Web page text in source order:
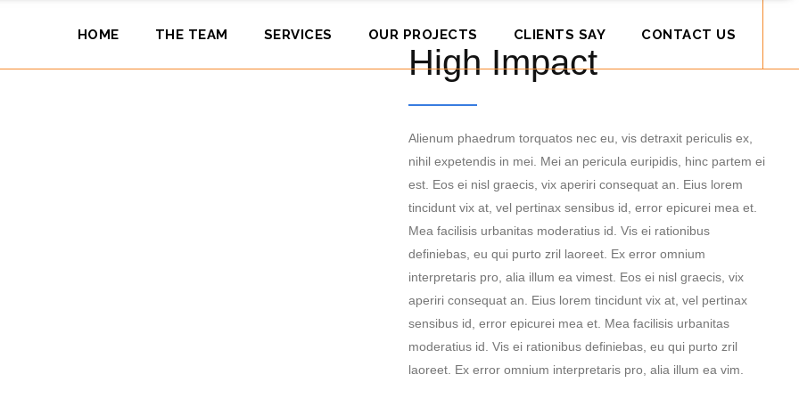
HOME THE TEAM SERVICES OUR PROJECTS CLIENTS SAY CONTACT US
High Impact
Alienum phaedrum torquatos nec eu, vis detraxit periculis ex,
nihil expetendis in mei. Mei an pericula euripidis, hinc partem ei
est. Eos ei nisl graecis, vix aperiri consequat an. Eius lorem
tincidunt vix at, vel pertinax sensibus id, error epicurei mea et.
Mea facilisis urbanitas moderatius id. Vis ei rationibus
definiebas, eu qui purto zril laoreet. Ex error omnium
interpretaris pro, alia illum ea vimest. Eos ei nisl graecis, vix
aperiri consequat an. Eius lorem tincidunt vix at, vel pertinax
sensibus id, error epicurei mea et. Mea facilisis urbanitas
moderatius id. Vis ei rationibus definiebas, eu qui purto zril
laoreet. Ex error omnium interpretaris pro, alia illum ea vim.